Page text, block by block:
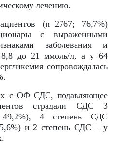
лечению.
(n=2767; 76,7%)
с выраженными
заболевания и
8,8 до 21 ммоль/л, а у 64
сопровождалась
с ОФ СДС, подавляющее
страдали СДС 3
49,2%), 4 степень СДС
и 2 степень СДС – у